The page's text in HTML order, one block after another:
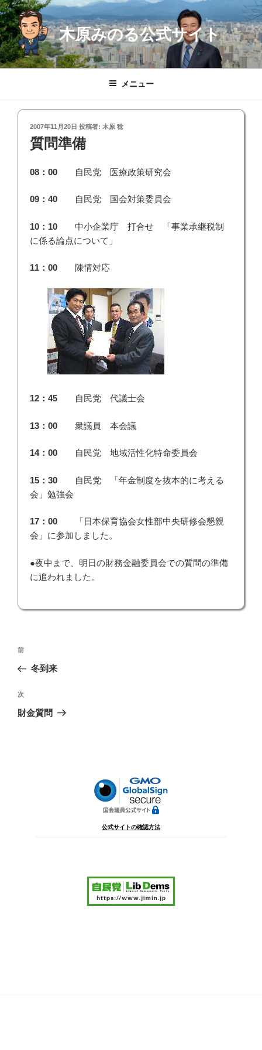
コ
ン
テ
ン
ツ
木原みのる公式サイト
メニュー
投
稿
日:
2007年11月20日 投稿者: 木原 稔
質問準備
08：00 自民党 医療政策研究会
09：40 自民党 国会対策委員会
10：10 中小企業庁 打合せ 「事業承継税制
に係る論点について」
11：00 陳情対応
12：45 自民党 代議士会
13：00 衆議員 本会議
14：00 自民党 地域活性化特命委員会
15：30
自民党 「年金制度を抜本的に考える
会」勉強会
17：00
「日本保育協会女性部中央研修会懇親
会」に参加しました。
●夜中まで、明日の財務金融委員会での質問の準備
に追われました。
投
ナ
ビ
ゲ
前
の
稿
前
冬到来
次
の
次
財金質問
公式サイトの確認方法